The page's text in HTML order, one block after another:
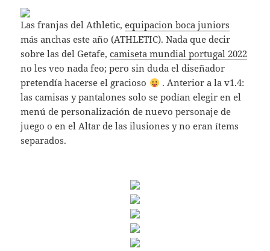
Las franjas del Athletic,equipacion boca juniors
más anchas este año (ATHLETIC). Nada que decir
sobre las del Getafe,camiseta mundial portugal 2022
no les veo nada feo; pero sin duda el diseñador
pretendía hacerse el gracioso
. Anterior a la v1.4:
las camisas y pantalones solo se podían elegir en el
menú de personalización de nuevo personaje de
juego o en el Altar de las ilusiones y no eran ítems
separados.